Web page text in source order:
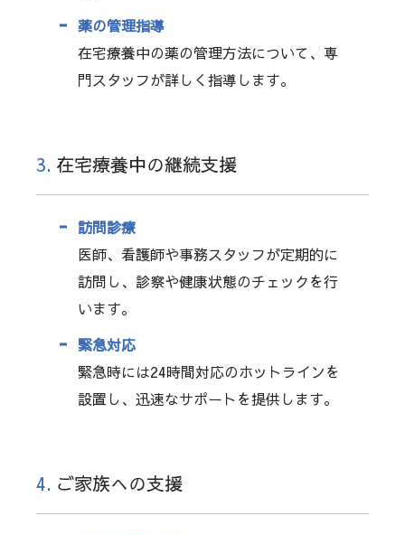
薬の管理指導
在宅療養中の薬の管理方法について、専
門スタッフが詳しく指導します。
3. 在宅療養中の継続支援
訪問診療
医師、看護師や事務スタッフが定期的に
訪問し、診察や健康状態のチェックを行
います。
緊急対応
緊急時には24時間対応のホットラインを
設置し、迅速なサポートを提供します。
4. ご家族への支援